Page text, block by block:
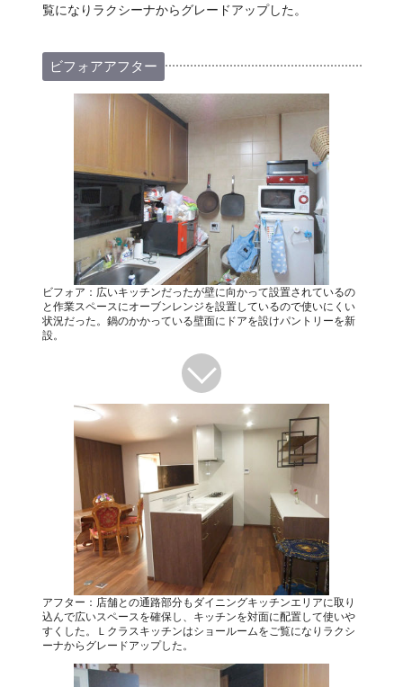
覧になりラクシーナからグレードアップした。
ビフォアアフター
ビフォア：広いキッチンだったが壁に向かって設置されているの
と作業スペースにオーブンレンジを設置しているので使いにくい
状況だった。鍋のかかっている壁面にドアを設けパントリーを新
設。
アフター：店舗との通路部分もダイニングキッチンエリアに取り
込んで広いスペースを確保し、キッチンを対面に配置して使いや
すくした。Ｌクラスキッチンはショールームをご覧になりラクシ
ーナからグレードアップした。